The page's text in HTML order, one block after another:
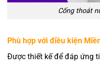
Cống thoát
Phù hợp với điều kiện
Được thiết kế để đáp ứng